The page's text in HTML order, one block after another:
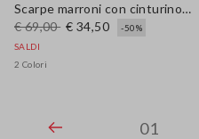
Scarpe marroni con cinturino in stile espadrillas
€ 69,00 € 34,50
-50%
SALDI
2 Colori
01